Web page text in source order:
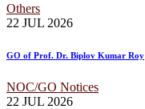
Others
22 JUL 2026
GO of Prof. Dr. Biplov Kumar Roy
NOC/GO Notices
22 JUL 2026